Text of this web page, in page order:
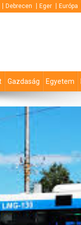
Debrecen Eger Európa
Gazdaság Egyetem